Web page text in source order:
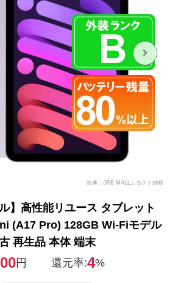
出典：JRE MALLふるさと納税
】高性能リユース タブレット
(A17 Pro) 128GB Wi-Fiモデル
再生品 本体 端末
円 還元率:4%